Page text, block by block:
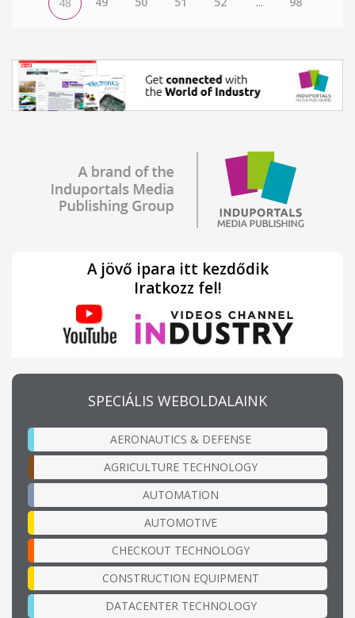
A jövő ipara itt kezdődik
Iratkozz fel!
SPECIÁLIS WEBOLDALAINK
AERONAUTICS & DEFENSE
AGRICULTURE TECHNOLOGY
AUTOMATION
AUTOMOTIVE
CHECKOUT TECHNOLOGY
CONSTRUCTION EQUIPMENT
DATACENTER TECHNOLOGY